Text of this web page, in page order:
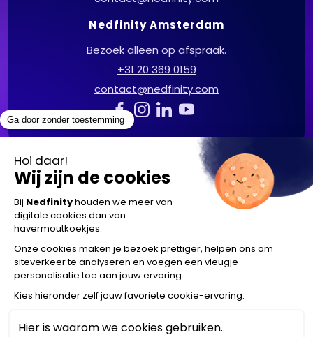
Nedfinity Amsterdam
Bezoek alleen op afspraak.
+31 20 369 0159
contact@nedfinity.com